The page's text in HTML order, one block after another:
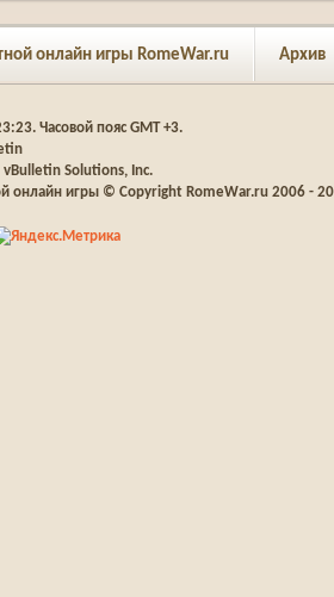
онлайн игры RomeWar.ru Архив
. Часовой пояс GMT +3.
Solutions, Inc.
онлайн игры © Copyright RomeWar.ru 2006 -